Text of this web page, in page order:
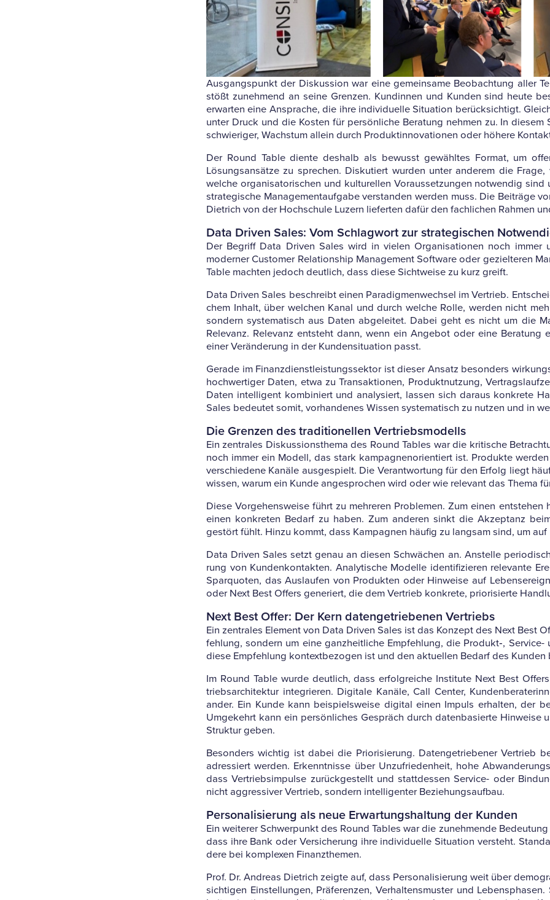
Aus­gangs­punkt der Dis­kus­sion war eine gemein­same Beob­ach­tung aller
stößt zuneh­mend an seine Grenzen. Kun­dinnen und Kunden sind heute
erwarten eine Ansprache, die ihre indi­vi­du­elle Situa­tion berück­sich­tigt.
unter Druck und die Kosten für per­sön­liche Bera­tung nehmen zu. In
schwie­riger, Wachstum allein durch Pro­dukt­in­no­va­tionen oder höhere
Der Round Table diente des­halb als bewusst gewähltes Format, um
Lösungs­an­sätze zu spre­chen. Dis­ku­tiert wurden unter anderem die
welche orga­ni­sa­to­ri­schen und kul­tu­rellen Vor­aus­set­zungen not­wendig
stra­te­gi­sche Manage­ment­auf­gabe ver­standen werden muss. Die Bei­träge
Diet­rich von der Hoch­schule Luzern lie­ferten dafür den fach­li­chen Rahmen
Data Driven Sales: Vom Schlag­wort zur stra­te­gi­schen
Der Begriff Data Driven Sales wird in vielen Orga­ni­sa­tionen noch
moderner Cus­tomer Rela­ti­onship Manage­ment Soft­ware oder geziel­teren
Table machten jedoch deut­lich, dass diese Sicht­weise zu kurz greift.
Data Driven Sales beschreibt einen Para­dig­men­wechsel im Ver­trieb.
chem Inhalt, über wel­chen Kanal und durch welche Rolle, werden nicht
son­dern sys­te­ma­tisch aus Daten abge­leitet. Dabei geht es nicht um die
Rele­vanz. Rele­vanz ent­steht dann, wenn ein Angebot oder eine
einer Ver­än­de­rung in der Kun­den­si­tua­tion passt.
Gerade im Finanz­dienst­leis­tungs­sektor ist dieser Ansatz beson­ders
hoch­wer­tiger Daten, etwa zu Trans­ak­tionen, Pro­dukt­nut­zung,
Daten intel­li­gent kom­bi­niert und ana­ly­siert, lassen sich daraus kon­krete
Sales bedeutet somit, vor­han­denes Wissen sys­te­ma­tisch zu nutzen und in
Die Grenzen des tra­di­tio­nellen Vertriebsmodells
Ein zen­trales Dis­kus­si­ons­thema des Round Tables war die kri­ti­sche
noch immer ein Modell, das stark kam­pa­gnen­ori­en­tiert ist. Pro­dukte
ver­schie­dene Kanäle aus­ge­spielt. Die Ver­ant­wor­tung für den Erfolg liegt
wissen, warum ein Kunde ange­spro­chen wird oder wie rele­vant das Thema
Diese Vor­ge­hens­weise führt zu meh­reren Pro­blemen. Zum einen
einen kon­kreten Bedarf zu haben. Zum anderen sinkt die Akzep­tanz
gestört fühlt. Hinzu kommt, dass Kam­pa­gnen häufig zu langsam sind, um
Data Driven Sales setzt genau an diesen Schwä­chen an. Anstelle
rung von Kun­den­kon­takten. Ana­ly­ti­sche Modelle iden­ti­fi­zieren rele­vante
Spar­quoten, das Aus­laufen von Pro­dukten oder Hin­weise auf
oder Next Best Offers gene­riert, die dem Ver­trieb kon­krete, prio­ri­sierte
Next Best Offer: Der Kern daten­ge­trie­benen Vertriebs
Ein zen­trales Ele­ment von Data Driven Sales ist das Kon­zept des Next
feh­lung, son­dern um eine ganz­heit­liche Emp­feh­lung, die Produkt‑,
diese Emp­feh­lung kon­text­be­zogen ist und den aktu­ellen Bedarf des
Im Round Table wurde deut­lich, dass erfolg­reiche Insti­tute Next Best
triebs­ar­chi­tektur inte­grieren. Digi­tale Kanäle, Call Center,
ander. Ein Kunde kann bei­spiels­weise digital einen Impuls erhalten, der
Umge­kehrt kann ein per­sön­li­ches Gespräch durch daten­ba­sierte
Struktur geben.
Beson­ders wichtig ist dabei die Prio­ri­sie­rung. Daten­ge­trie­bener Ver­trieb
adres­siert werden. Erkennt­nisse über Unzu­frie­den­heit, hohe
dass Ver­triebs­im­pulse zurück­ge­stellt und statt­dessen Ser­vice- oder
nicht aggres­siver Ver­trieb, son­dern intel­li­genter Beziehungsaufbau.
Per­so­na­li­sie­rung als neue Erwar­tungs­hal­tung der Kunden
Ein wei­terer Schwer­punkt des Round Tables war die zuneh­mende
dass ihre Bank oder Ver­si­che­rung ihre indi­vi­du­elle Situa­tion ver­steht.
dere bei kom­plexen Finanzthemen.
Prof. Dr. Andreas Diet­rich zeigte auf, dass Per­so­na­li­sie­rung weit über
sich­tigen Ein­stel­lungen, Prä­fe­renzen, Ver­hal­tens­muster und